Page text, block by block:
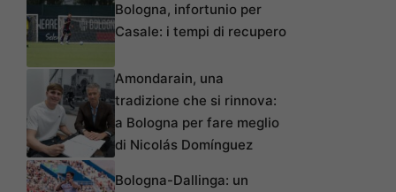
Bologna, infortunio per
Casale: i tempi di recupero
Amondarain, una
tradizione che si rinnova:
a Bologna per fare meglio
di Nicolás Domínguez
Bologna-Dallinga: un